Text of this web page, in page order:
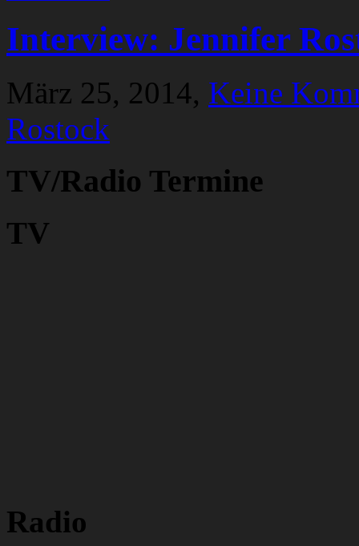
Interview: Jennifer
März 25, 2014, Keine
Rostock
TV/Radio Termine
TV
Radio